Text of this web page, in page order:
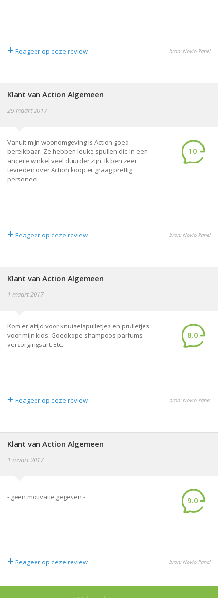
+ Reageer op deze review bron: Novio Panel
Klant van Action Algemeen
29 maart 2017
Vanuit mijn woonomgeving is Action goed
bereikbaar. Ze hebben leuke spullen die in een
andere winkel veel duurder zijn. Ik ben zeer
tevreden over Action koop er graag prettig
personeel.
10
+ Reageer op deze review bron: Novio Panel
Klant van Action Algemeen
1 maart 2017
Kom er altijd voor knutselspulletjes en prulletjes
voor mijn kids. Goedkope shampoos parfums
verzorgingsart. Etc.
8.0
+ Reageer op deze review bron: Novio Panel
Klant van Action Algemeen
1 maart 2017
- geen motivatie gegeven - 9.0
+ Reageer op deze review bron: Novio Panel